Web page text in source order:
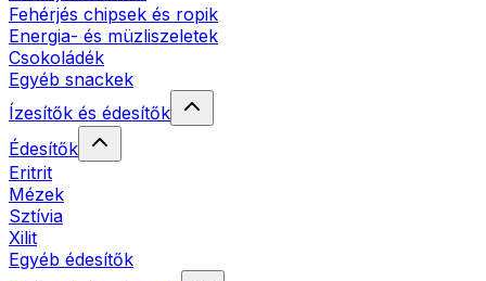
Fehérjés chipsek és ropik
Energia- és müzliszeletek
Csokoládék
Egyéb snackek
Ízesítők és édesítők
Édesítők
Eritrit
Mézek
Sztívia
Xilit
Egyéb édesítők